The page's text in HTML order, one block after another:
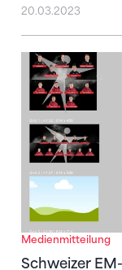
20.03.2023
Medienmitteilung
Schweizer
Schweizer